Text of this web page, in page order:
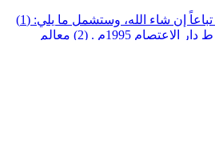
- سيتم رفع هذه الموسوعة تباعاً إن شاء الله، وستشمل ما يلي: (1)
الشبهات والأخطاء الشائعة ط دار الاعتصام 1995م . (2) معالم
في ضوء الإسلام ط دار الاعتصام